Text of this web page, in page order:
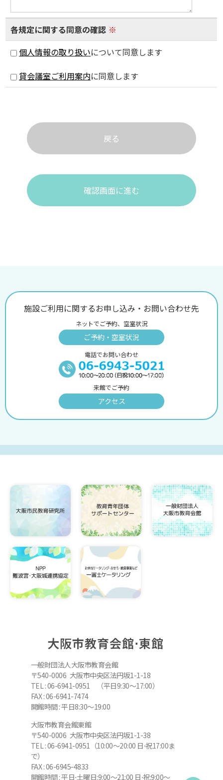
各規定に関する同意の確認 ※
個人情報の取り扱いについて同意します
貸会議室ご利用案内に同意します
戻る
確認画面に進む
施設ご利用に関するお申し込み・お問い合わせ先
ネットでご予約、空室状況
ご予約・空室状況
電話でお問い合わせ
来館でご予約
アクセス
大阪市教育会館⋅東館
一般財団法人大阪市教育会館
〒540-0006 大阪市中央区法円坂1-1-18
TEL : 06-6941-0951 （平日9:30～17:00）
FAX : 06-6941-7474
開館時間 : 平日8:30～19:00
大阪市教育会館東館
〒540-0006 大阪市中央区法円坂1-1-38
TEL : 06-6941-0951（10:00～20:00 日⋅祝17:00ま
で）
FAX : 06-6945-4833
開館時間 : 平日⋅土曜日:9:00～21:00 日⋅祝:9:00～